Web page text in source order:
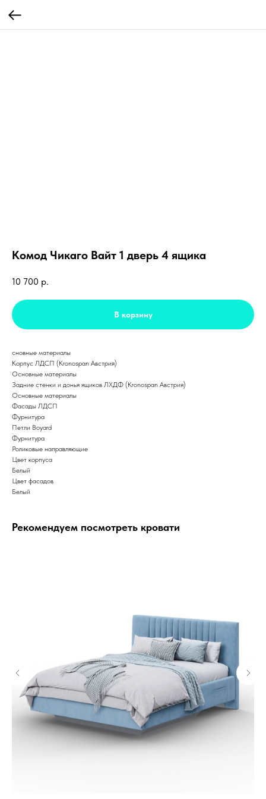
Комод Чикаго Вайт 1 дверь 4 ящика
10 700 р.
В корзину
сновные материалы
Корпус ЛДСП (Kronospan Австрия)
Основные материалы
Задние стенки и донья ящиков ЛХДФ (Kronospan Австрия)
Основные материалы
Фасады ЛДСП
Фурнитура
Петли Boyard
Фурнитура
Роликовые направляющие
Цвет корпуса
Белый
Цвет фасадов
Белый
Рекомендуем посмотреть кровати